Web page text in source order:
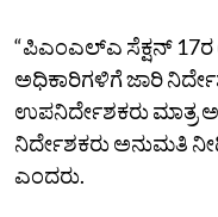
“ಪಿಎಂಎಲ್‌ಎ ಸೆಕ್ಷನ್‌
ಅಧಿಕಾರಿಗಳಿಗೆ ಜಾರಿ
ಉಪನಿರ್ದೇಶಕರು ಮಾತ್ರ
ನಿರ್ದೇಶಕರು ಅನುಮತಿ
ಎಂದರು.